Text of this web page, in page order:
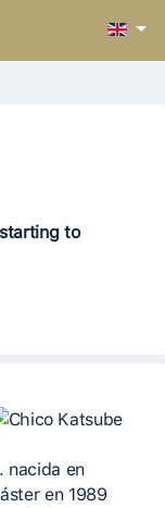
to
nacida en
en 1989